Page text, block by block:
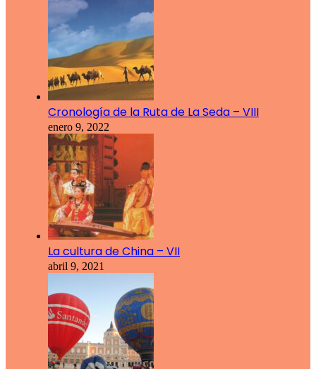
Cronología de la Ruta de La Seda – VIII
enero 9, 2022
La cultura de China – VII
abril 9, 2021